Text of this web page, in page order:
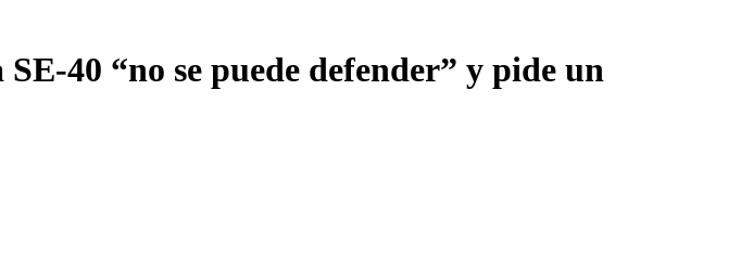
40 “no se puede defender” y pide un